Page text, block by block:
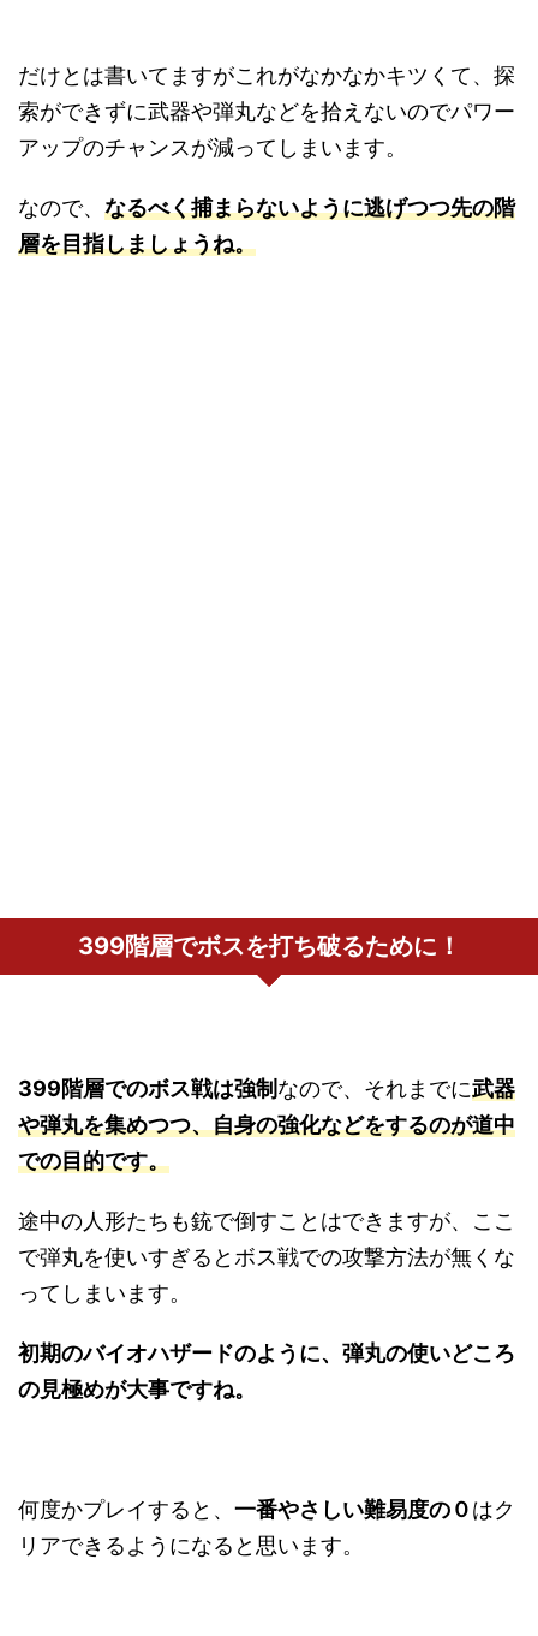
だけとは書いてますがこれがなかなかキツくて、探
索ができずに武器や弾丸などを拾えないのでパワー
アップのチャンスが減ってしまいます。
なので、 なるべく捕まらないように逃げつつ先の階
層を目指しましょうね。
399階層でボスを打ち破るために！
399階層でのボス戦は強制 なので、それまでに武器
や弾丸を集めつつ、自身の強化などをするのが道中
での目的です。
途中の人形たちも銃で倒すことはできますが、ここ
で弾丸を使いすぎるとボス戦での攻撃方法が無くな
ってしまいます。
初期のバイオハザードのように、弾丸の使いどころ
の見極めが大事ですね。
何度かプレイすると、 一番やさしい難易度の０はク
リアできるようになると思います。